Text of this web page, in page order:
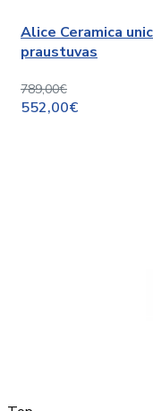
Alice Ceramica
praustuvas
789,00€
552,00€